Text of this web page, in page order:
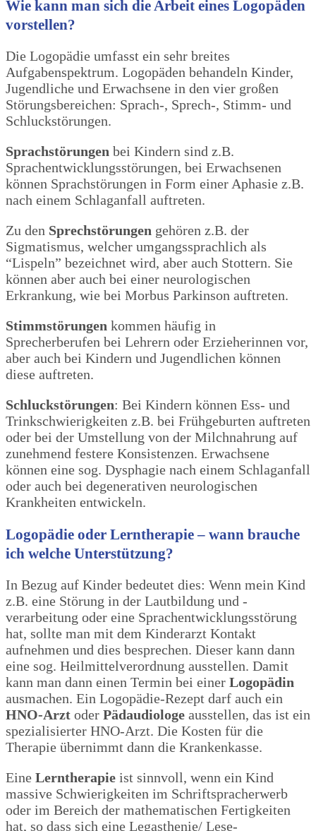
Wie kann man sich die Arbeit eines Logopäden
vorstellen?
Die Logopädie umfasst ein sehr breites
Aufgabenspektrum. Logopäden behandeln Kinder,
Jugendliche und Erwachsene in den vier großen
Störungsbereichen: Sprach-, Sprech-, Stimm- und
Schluckstörungen.
Sprachstörungen bei Kindern sind z.B.
Sprachentwicklungsstörungen, bei Erwachsenen
können Sprachstörungen in Form einer Aphasie z.B.
nach einem Schlaganfall auftreten.
Zu den Sprechstörungen gehören z.B. der
Sigmatismus, welcher umgangssprachlich als
“Lispeln” bezeichnet wird, aber auch Stottern. Sie
können aber auch bei einer neurologischen
Erkrankung, wie bei Morbus Parkinson auftreten.
Stimmstörungen kommen häufig in
Sprecherberufen bei Lehrern oder Erzieherinnen vor,
aber auch bei Kindern und Jugendlichen können
diese auftreten.
Schluckstörungen: Bei Kindern können Ess- und
Trinkschwierigkeiten z.B. bei Frühgeburten auftreten
oder bei der Umstellung von der Milchnahrung auf
zunehmend festere Konsistenzen. Erwachsene
können eine sog. Dysphagie nach einem Schlaganfall
oder auch bei degenerativen neurologischen
Krankheiten entwickeln.
Logopädie oder Lerntherapie – wann brauche
ich welche Unterstützung?
In Bezug auf Kinder bedeutet dies: Wenn mein Kind
z.B. eine Störung in der Lautbildung und -
verarbeitung oder eine Sprachentwicklungsstörung
hat, sollte man mit dem Kinderarzt Kontakt
aufnehmen und dies besprechen. Dieser kann dann
eine sog. Heilmittelverordnung ausstellen. Damit
kann man dann einen Termin bei einer Logopädin
ausmachen. Ein Logopädie-Rezept darf auch ein
HNO-Arzt oder Pädaudiologe ausstellen, das ist ein
spezialisierter HNO-Arzt. Die Kosten für die
Therapie übernimmt dann die Krankenkasse.
Eine Lerntherapie ist sinnvoll, wenn ein Kind
massive Schwierigkeiten im Schriftspracherwerb
oder im Bereich der mathematischen Fertigkeiten
hat, so dass sich eine Legasthenie/ Lese-